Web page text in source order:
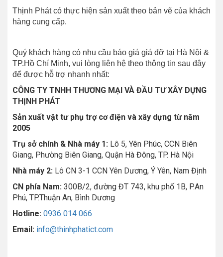
Thịnh Phát có thực hiện sản xuất theo bản vẽ của khách
hàng cung cấp.
Quý khách hàng có nhu cầu báo giá giá đỡ tại Hà Nội &
TP.Hồ Chí Minh, vui lòng liên hệ theo thông tin sau đây
để được hỗ trợ nhanh nhất:
CÔNG TY TNHH THƯƠNG MẠI VÀ ĐẦU TƯ XÂY DỰNG
THỊNH PHÁT
Sản xuất vật tư phụ trợ cơ điện và xây dựng từ năm
2005
Trụ sở chính & Nhà máy 1: Lô 5, Yên Phúc, CCN Biên
Giang, Phường Biên Giang, Quận Hà Đông, TP. Hà Nội
Nhà máy 2: Lô CN 3-1 CCN Yên Dương, Ý Yên, Nam Định
CN phía Nam: 300B/2, đường ĐT 743, khu phố 1B, P.An
Phú, TP.Thuận An, Bình Dương
Hotline: 0936 014 066
Email: info@thinhphatict.com